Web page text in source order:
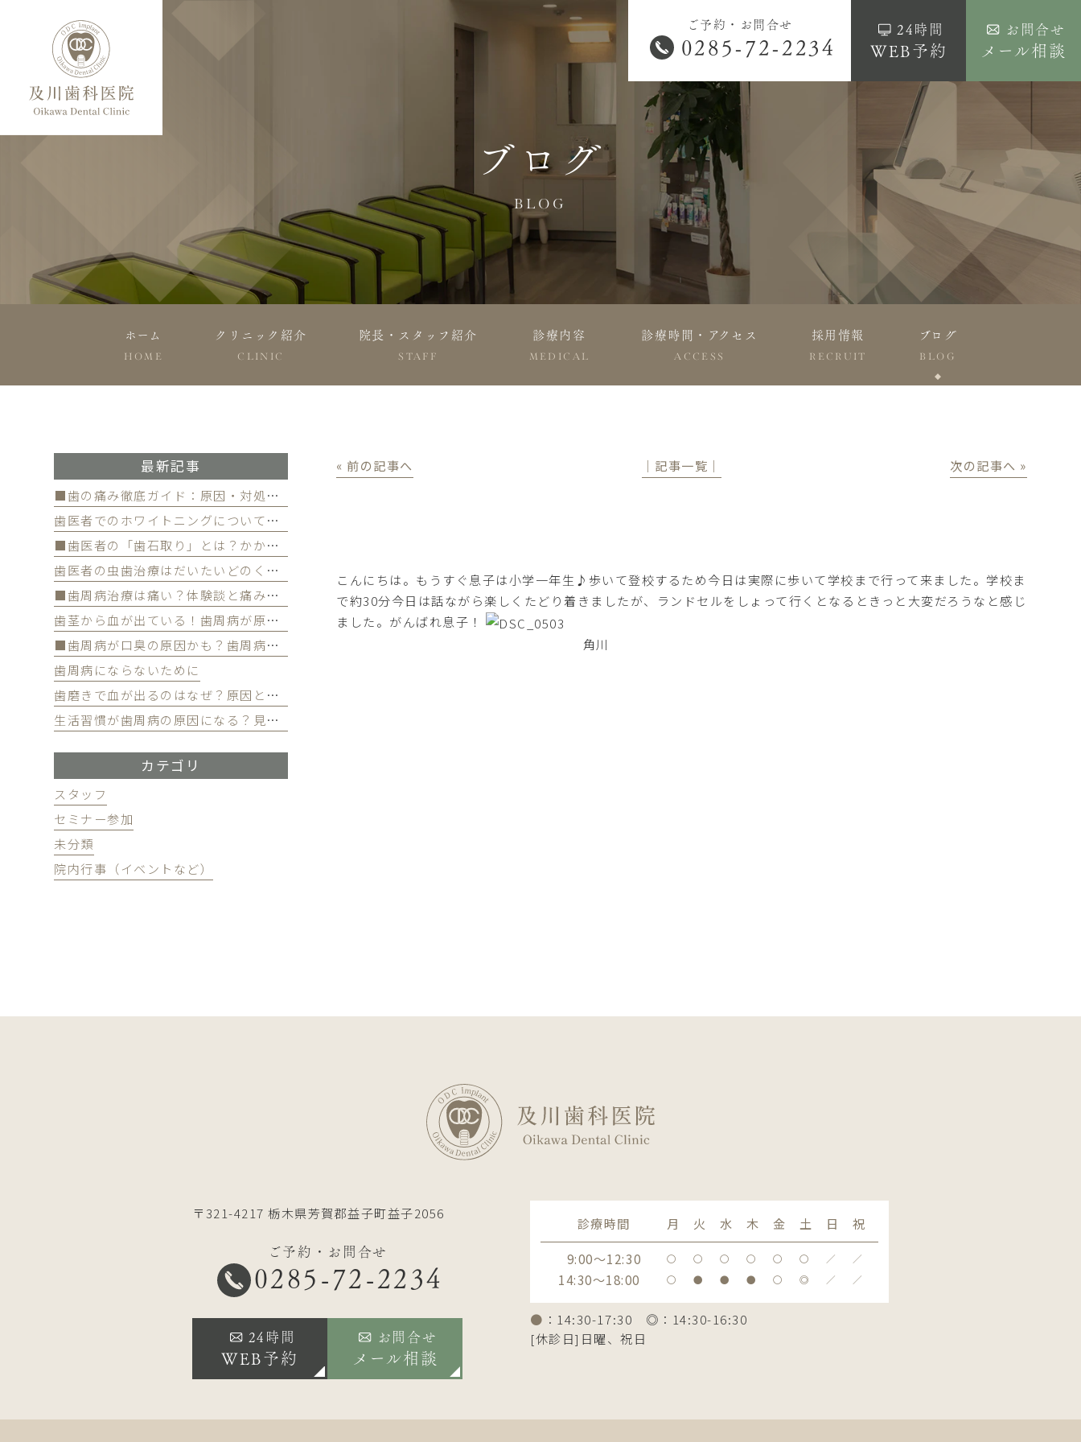
ご予約・お問合せ
0285-72-2234
24時間
WEB予約
お問合せ
メール相談
ブログ
BLOG
ホーム
HOME
クリニック紹介
CLINIC
院長・スタッフ紹介
STAFF
診療内容
MEDICAL
診療時間・アクセス
ACCESS
採用情報
RECRUIT
ブログ
BLOG
« 前の記事へ │記事一覧│ 次の記事へ »
こんにちは。もうすぐ息子は小学一年生♪歩いて登校するため今日は実際に歩いて学校まで行って来ました。学校ま
で約30分今日は話ながら楽しくたどり着きましたが、ランドセルをしょって行くとなるときっと大変だろうなと感じ
ました。がんばれ息子！
角川
最新記事
■歯の痛み徹底ガイド：原因・対処法・予防策
歯医者でのホワイトニングについて徹底解
■歯医者の「歯石取り」とは？かかる費用について
歯医者の虫歯治療はだいたいどのくらい期間かかる？
■歯周病治療は痛い？体験談と痛みを軽減する方法
歯茎から血が出ている！歯周病が原因かも
■歯周病が口臭の原因かも？歯周病と口臭の関係について
歯周病にならないために
歯磨きで血が出るのはなぜ？原因と対策を解説
生活習慣が歯周病の原因になる？見直すべき習慣とは？
カテゴリ
スタッフ
セミナー参加
未分類
院内行事（イベントなど）
〒321-4217 栃木県芳賀郡益子町益子2056
ご予約・お問合せ
0285-72-2234
24時間
WEB予約
お問合せ
メール相談
診療時間 月 火 水 木 金 土 日
祝
9:00～12:30
〇 〇 〇 〇 〇 〇 ／ ／
14:30～18:00 〇 ● ● ● 〇 ◎ ／ ／
● ：14:30-17:30 ◎：14:30-16:30
[休診日]日曜、祝日